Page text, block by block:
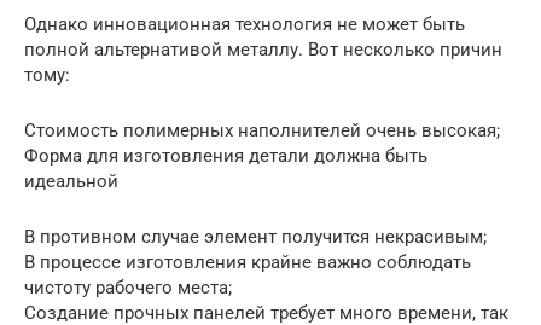
Однако инновационная технология не может быть
полной альтернативой металлу. Вот несколько причин
тому:
Стоимость полимерных наполнителей очень высокая;
Форма для изготовления детали должна быть
идеальной
В противном случае элемент получится некрасивым;
В процессе изготовления крайне важно соблюдать
чистоту рабочего места;
Создание прочных панелей требует много времени, так